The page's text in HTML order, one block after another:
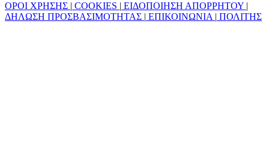
ΟΡΟΙ ΧΡΗΣΗΣ | COOKIES | ΕΙΔΟΠΟΙΗΣΗ ΑΠΟΡΡΗΤΟΥ |
ΔΗΛΩΣΗ ΠΡΟΣΒΑΣΙΜΟΤΗΤΑΣ | ΕΠΙΚΟΙΝΩΝΙΑ | ΠΟΛΙΤΗΣ